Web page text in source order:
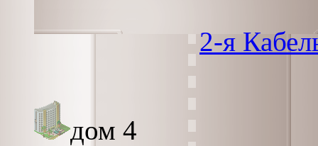
2-я
дом 4